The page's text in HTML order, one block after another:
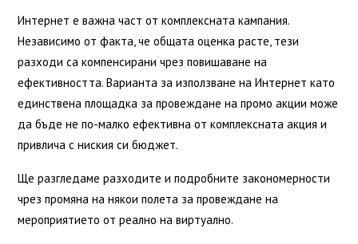
Интернет е важна част от комплексната кампания.
Независимо от факта, че общата оценка расте, тези
разходи са компенсирани чрез повишаване на
ефективността. Варианта за използване на Интернет като
единствена площадка за провеждане на промо акции може
да бъде не по-малко ефективна от комплексната акция и
привлича с ниския си бюджет.
Ще разгледаме разходите и подробните закономерности
чрез промяна на някои полета за провеждане на
мероприятието от реално на виртуално.